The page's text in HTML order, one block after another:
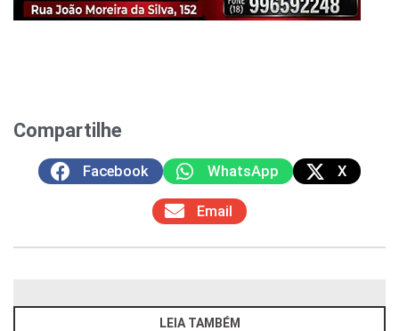
Compartilhe
Facebook WhatsApp X
Email
LEIA TAMBÉM